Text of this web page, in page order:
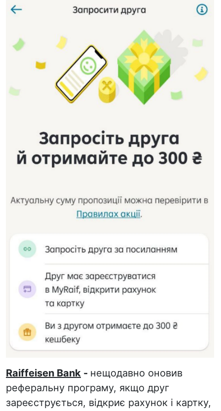
Raiffeisen Bank - нещодавно оновив
реферальну програму, якщо друг
зареєструється, відкриє рахунок і картку,